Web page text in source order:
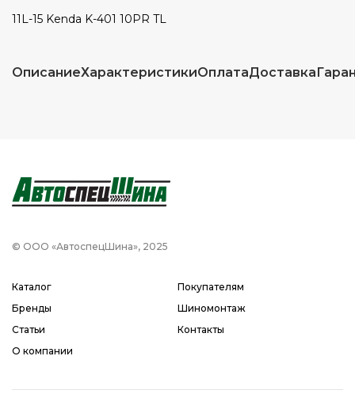
11L-15 Kenda K-401 10PR TL
ОписаниеХарактеристикиОплатаДоставка
© ООО «АвтоспецШина», 2025
Каталог
Бренды
Статьи
О компании
Покупателям
Шиномонтаж
Контакты